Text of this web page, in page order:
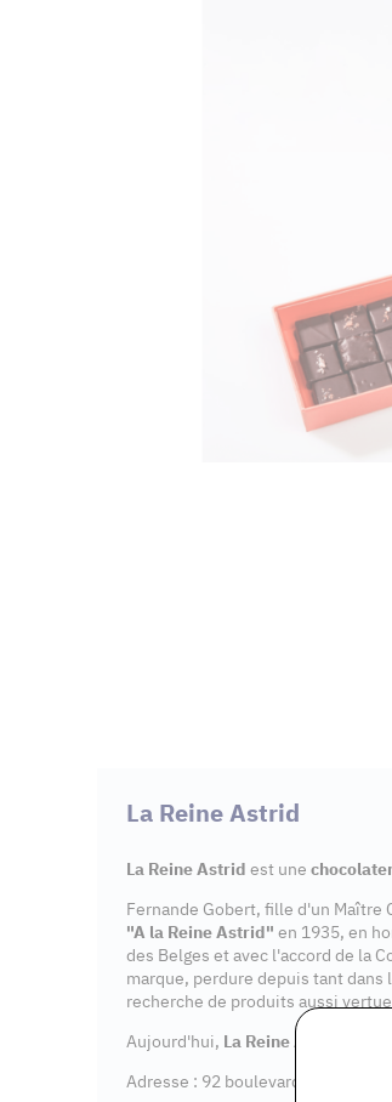
La Reine Astrid
La Reine Astrid est une
Fernande Gobert, fille d'un
"A la Reine Astrid" en 1935, en
des Belges et avec l'accord de la
marque, perdure depuis tant dans
recherche de produits aussi
Aujourd'hui, La Reine Astrid
Adresse : 92 boulevard Aristide